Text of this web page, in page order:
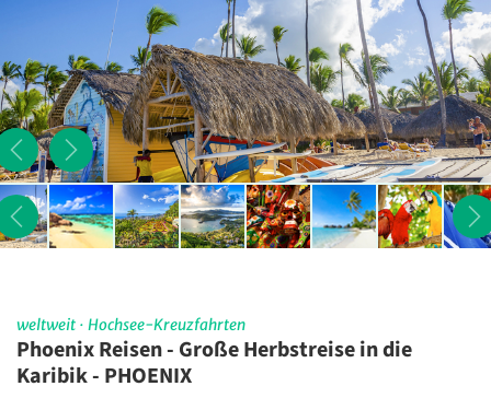
weltweit · Hochsee-Kreuzfahrten
Phoenix Reisen - Große Herbstreise in die
Karibik - PHOENIX